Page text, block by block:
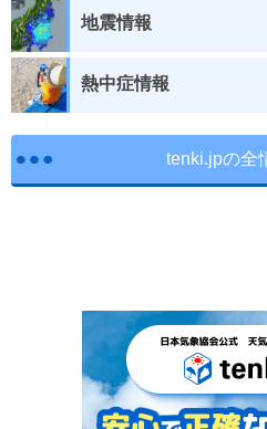
地震情報
熱中症情報
tenki.jpの全